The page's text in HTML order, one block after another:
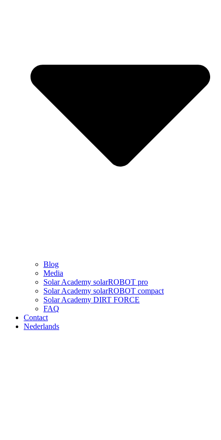
Blog
Media
Solar Academy solarROBOT pro
Solar Academy solarROBOT compact
Solar Academy DIRT FORCE
FAQ
Contact
Nederlands